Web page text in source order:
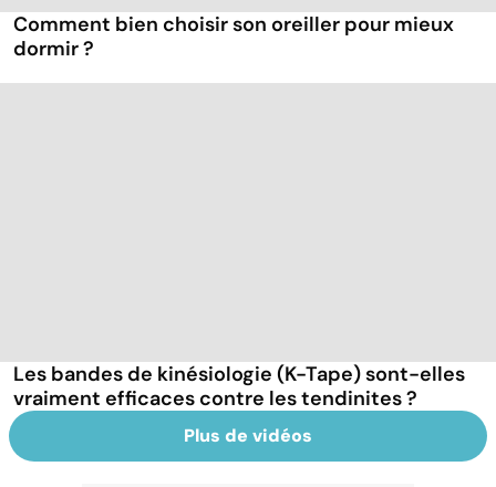
Comment bien choisir son oreiller pour mieux
dormir ?
Les bandes de kinésiologie (K-Tape) sont-elles
vraiment efficaces contre les tendinites ?
Plus de vidéos